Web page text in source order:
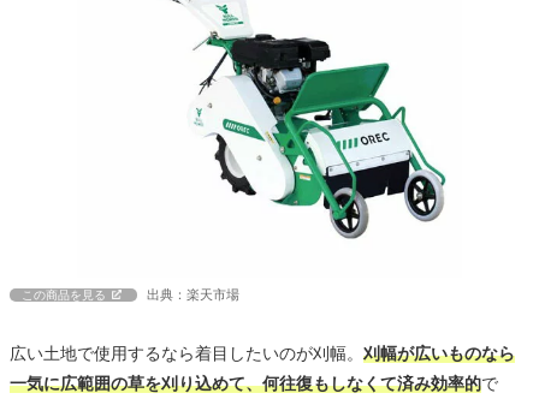
この商品を見る 出典：楽天市場
広い土地で使用するなら着目したいのが刈幅。 刈幅が広いものなら
一気に広範囲の草を刈り込めて、何往復もしなくて済み効率的で